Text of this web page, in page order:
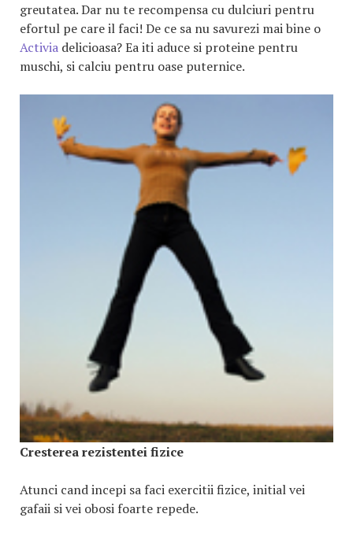
greutatea. Dar nu te recompensa cu dulciuri pentru
efortul pe care il faci! De ce sa nu savurezi mai bine o
Activia delicioasa? Ea iti aduce si proteine pentru
muschi, si calciu pentru oase puternice.
Cresterea rezistentei fizice
Atunci cand incepi sa faci exercitii fizice, initial vei
gafaii si vei obosi foarte repede.